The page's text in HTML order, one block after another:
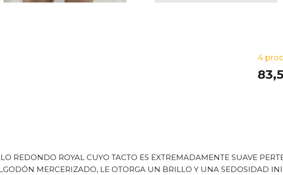
4
REDONDO ROYAL CUYO TACTO ES EXTREMADAMENTE SUAVE
MERCERIZADO, LE OTORGA UN BRILLO Y UNA SEDOSIDAD